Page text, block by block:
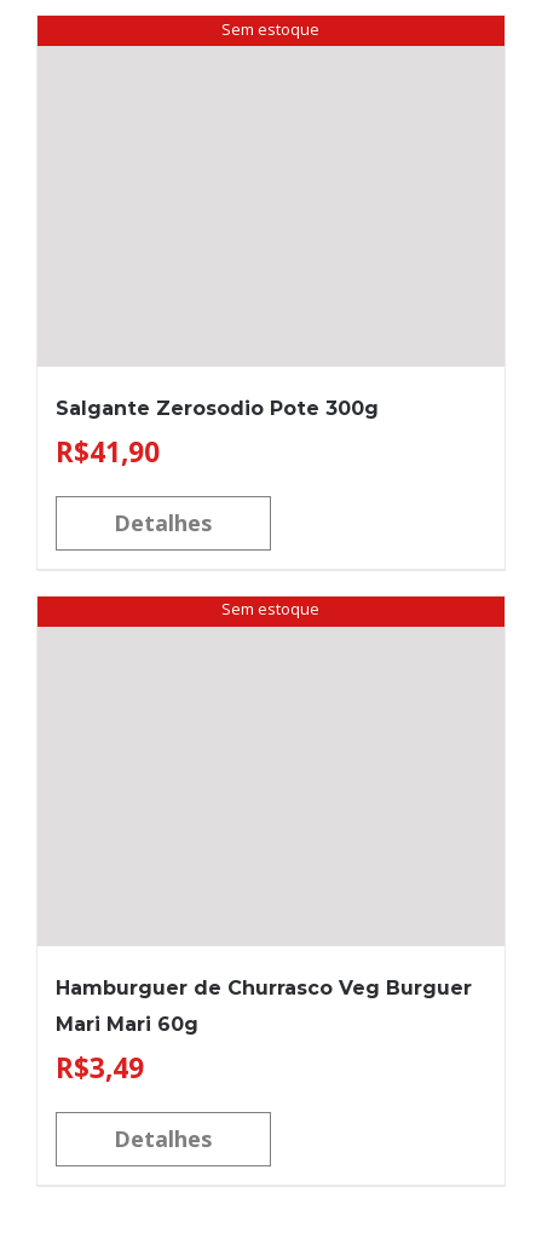
Sem estoque
Salgante Zerosodio Pote 300g
R$41,90
Detalhes
Sem estoque
Hamburguer de Churrasco Veg Burguer
Mari Mari 60g
R$3,49
Detalhes